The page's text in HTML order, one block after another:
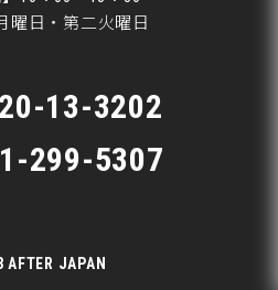
曜日・第二火曜日
13-3202
299-5307
JAPAN